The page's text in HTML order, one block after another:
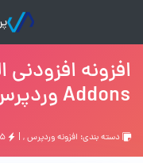
Addons وردپرس نسخه 3.2
دسته بندی: افزونه وردپرس, | ۷۷۵ دانلود